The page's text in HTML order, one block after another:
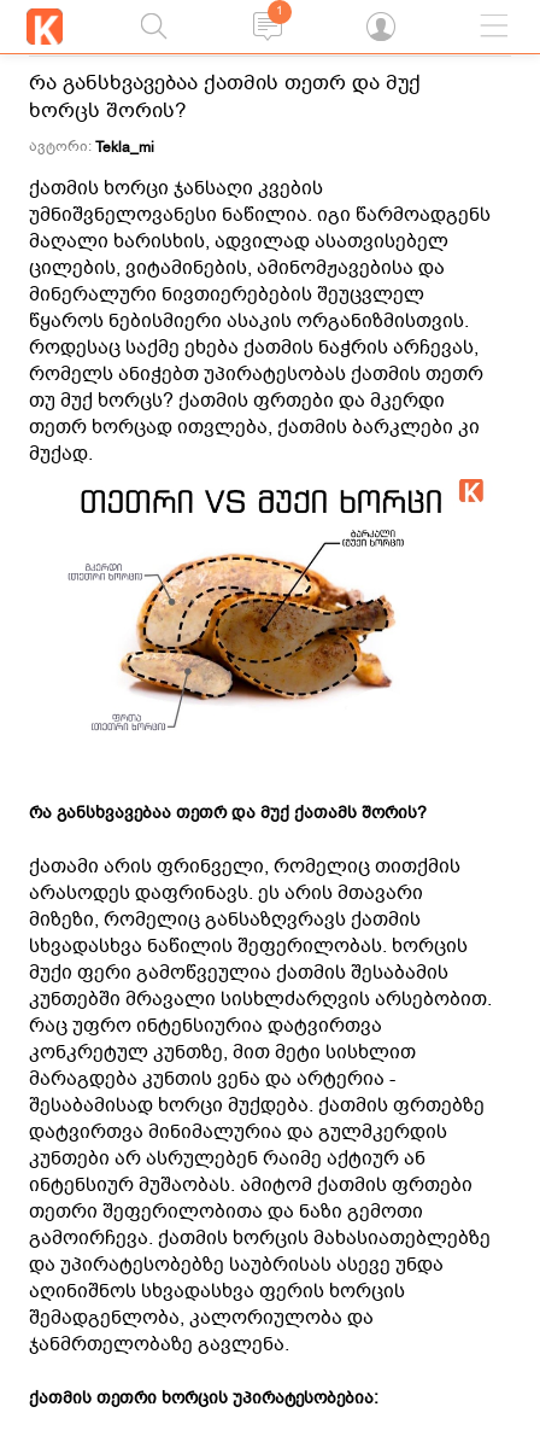
1
რა განსხვავებაა ქათმის თეთრ და მუქ
ხორცს შორის?
ავტორი:Tekla_mi
ქათმის ხორცი ჯანსაღი კვების
უმნიშვნელოვანესი ნაწილია. იგი წარმოადგენს
მაღალი ხარისხის, ადვილად ასათვისებელ
ცილების, ვიტამინების, ამინომჟავებისა და
მინერალური ნივთიერებების შეუცვლელ
წყაროს ნებისმიერი ასაკის ორგანიზმისთვის.
როდესაც საქმე ეხება ქათმის ნაჭრის არჩევას,
რომელს ანიჭებთ უპირატესობას ქათმის თეთრ
თუ მუქ ხორცს? ქათმის ფრთები და მკერდი
თეთრ ხორცად ითვლება, ქათმის ბარკლები კი
მუქად.
რა განსხვავებაა თეთრ და მუქ ქათამს შორის?
ქათამი არის ფრინველი, რომელიც თითქმის
არასოდეს დაფრინავს. ეს არის მთავარი
მიზეზი, რომელიც განსაზღვრავს ქათმის
სხვადასხვა ნაწილის შეფერილობას. ხორცის
მუქი ფერი გამოწვეულია ქათმის შესაბამის
კუნთებში მრავალი სისხლძარღვის არსებობით.
რაც უფრო ინტენსიურია დატვირთვა
კონკრეტულ კუნთზე, მით მეტი სისხლით
მარაგდება კუნთის ვენა და არტერია -
შესაბამისად ხორცი მუქდება. ქათმის ფრთებზე
დატვირთვა მინიმალურია და გულმკერდის
კუნთები არ ასრულებენ რაიმე აქტიურ ან
ინტენსიურ მუშაობას. ამიტომ ქათმის ფრთები
თეთრი შეფერილობითა და ნაზი გემოთი
გამოირჩევა. ქათმის ხორცის მახასიათებლებზე
და უპირატესობებზე საუბრისას ასევე უნდა
აღინიშნოს სხვადასხვა ფერის ხორცის
შემადგენლობა, კალორიულობა და
ჯანმრთელობაზე გავლენა.
ქათმის თეთრი ხორცის უპირატესობებია: